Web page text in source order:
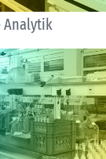
Analytik